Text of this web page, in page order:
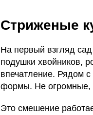
Стриженые
На первый взгляд
подушки хвойников,
впечатление. Рядом
формы. Не огромные,
Это смешение